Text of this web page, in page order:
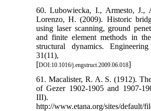
60. Lubowiecka, I., Armesto, J.,
Lorenzo, H. (2009). Historic
using laser scanning, ground
and finite element methods in
structural dynamics. Engineering
31(11), 2667-
[DOI:10.1016/j.engstruct.2009.06.018]
61. Macalister, R. A. S. (1912).
of Gezer 1902-1905 and 1907-
III).
http://www.etana.org/sites/default/